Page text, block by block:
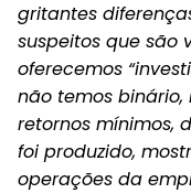
gritantes
suspeitos que são
oferecemos
não temos
retornos mínimos,
foi produzido,
operações da